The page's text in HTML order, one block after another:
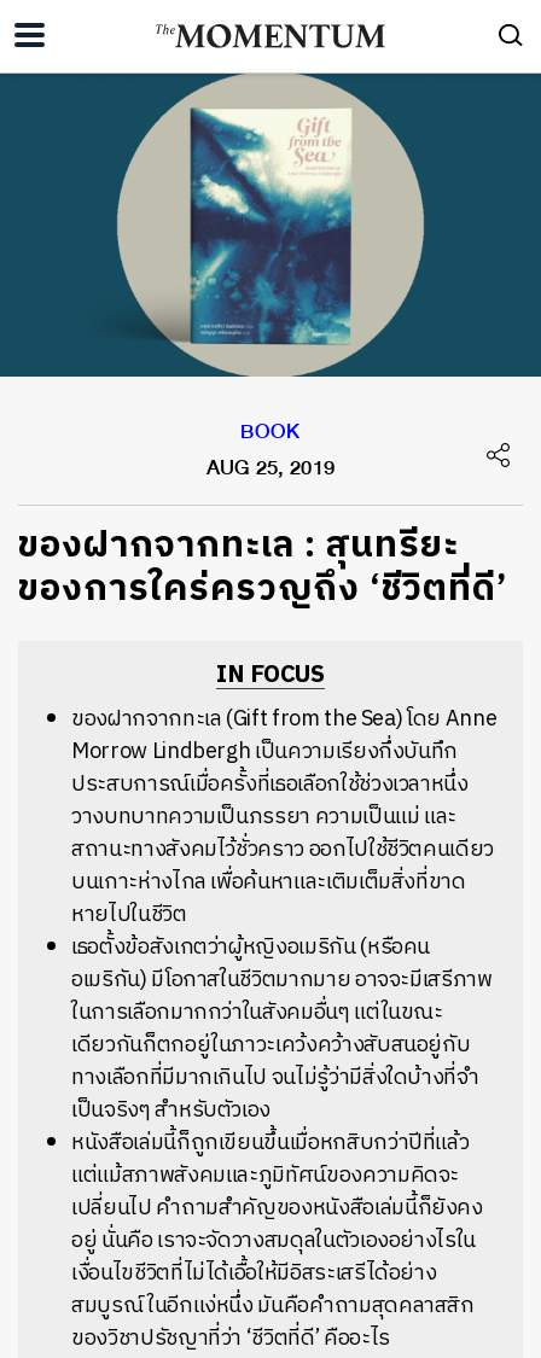
BOOK
AUG 25, 2019
ของฝากจากทะเล : สุนทรียะ
ของการใคร่ครวญถึง ‘ชีวิตที่ดี’
IN FOCUS
ของฝากจากทะเล (Gift from the Sea) โดย Anne
Morrow Lindbergh เป็นความเรียงกึ่งบันทึก
ประสบการณ์เมื่อครั้งที่เธอเลือกใช้ช่วงเวลาหนึ่ง
วางบทบาทความเป็นภรรยา ความเป็นแม่ และ
สถานะทางสังคมไว้ชั่วคราว ออกไปใช้ชีวิตคนเดียว
บนเกาะห่างไกล เพื่อค้นหาและเติมเต็มสิ่งที่ขาด
หายไปในชีวิต
เธอตั้งข้อสังเกตว่าผู้หญิงอเมริกัน (หรือคน
อเมริกัน) มีโอกาสในชีวิตมากมาย อาจจะมีเสรีภาพ
ในการเลือกมากกว่าในสังคมอื่นๆ แต่ในขณะ
เดียวกันก็ตกอยู่ในภาวะเคว้งคว้างสับสนอยู่กับ
ทางเลือกที่มีมากเกินไป จนไม่รู้ว่ามีสิ่งใดบ้างที่จำ
เป็นจริงๆ สำหรับตัวเอง
หนังสือเล่มนี้ก็ถูกเขียนขึ้นเมื่อหกสิบกว่าปีที่แล้ว
แต่แม้สภาพสังคมและภูมิทัศน์ของความคิดจะ
เปลี่ยนไป คำถามสำคัญของหนังสือเล่มนี้ก็ยังคง
อยู่ นั่นคือ เราจะจัดวางสมดุลในตัวเองอย่างไรใน
เงื่อนไขชีวิตที่ไม่ได้เอื้อให้มีอิสระเสรีได้อย่าง
สมบูรณ์ ในอีกแง่หนึ่ง มันคือคำถามสุดคลาสสิก
ของวิชาปรัชญาที่ว่า ‘ชีวิตที่ดี’ คืออะไร